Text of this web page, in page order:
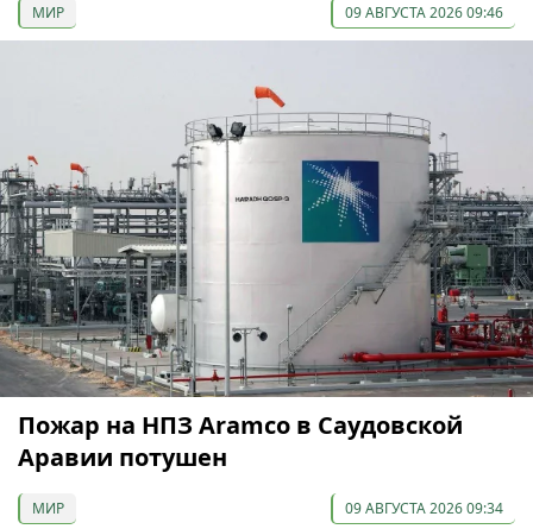
МИР 09 АВГУСТА 2026 09:46
Пожар на НПЗ Aramco в Саудовской
Аравии потушен
МИР 09 АВГУСТА 2026 09:34